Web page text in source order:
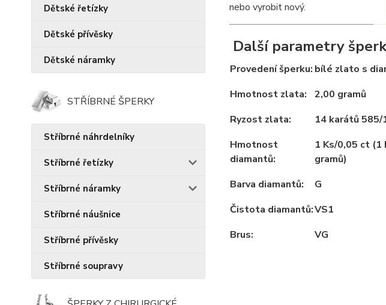
Dětské řetízky
Dětské přívěsky
Dětské náramky
STŘÍBRNÉ ŠPERKY
Stříbrné náhrdelníky
Stříbrné řetízky
Stříbrné náramky
Stříbrné náušnice
Stříbrné přívěsky
Stříbrné soupravy
nebo vyrobit nový.
Další parametry
Provedení šperku: bílé zlato s
Hmotnost zlata:
2,00 gramů
Ryzost zlata:
14 karátů 585/
Hmotnost
diamantů:
1 Ks/0,05 ct (1
gramů)
Barva diamantů:
G
Čistota diamantů:VS1
Brus:
VG